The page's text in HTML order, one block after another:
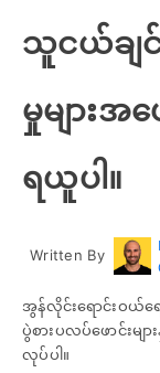
သူငယ်ချ
မှုများအ
ရယူပါ။
Written By
အွန်လိုင်းရောင်းဝယ်
ပွဲစားပလပ်ဖောင်း
လုပ်ပါ။